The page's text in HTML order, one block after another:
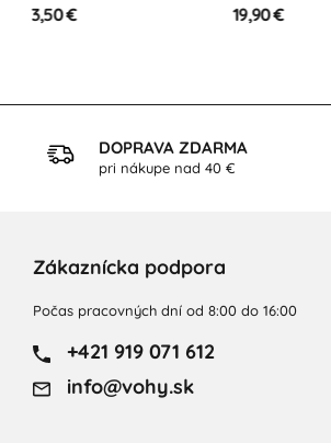
3,50 € 19,90 €
DOPRAVA ZDARMA
pri nákupe nad 40 €
Zákaznícka podpora
Počas pracovných dní od 8:00 do 16:00
+421 919 071 612
info@vohy.sk